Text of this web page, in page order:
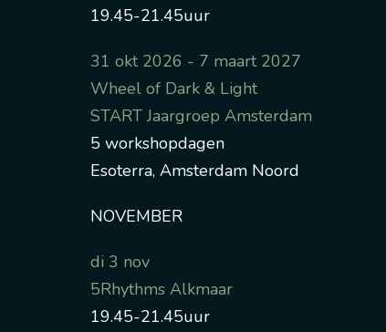
19.45-21.45uur
31 okt 2026 - 7 maart 2027
Wheel of Dark & Light
START Jaargroep Amsterdam
5 workshopdagen
Esoterra, Amsterdam Noord
NOVEMBER
di 3 nov
5Rhythms Alkmaar
19.45-21.45uur